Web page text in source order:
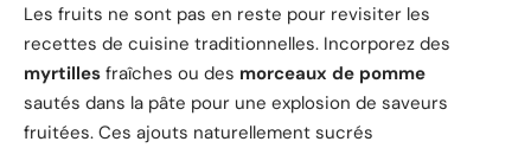
Les fruits ne sont pas en reste pour revisiter les
recettes de cuisine traditionnelles. Incorporez des
myrtilles fraîches ou des morceaux de pomme
sautés dans la pâte pour une explosion de saveurs
fruitées. Ces ajouts naturellement sucrés